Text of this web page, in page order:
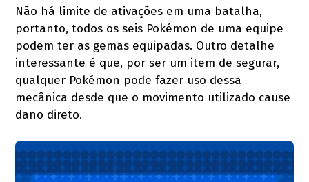
Não há limite de ativações em uma batalha,
portanto, todos os seis Pokémon de uma equipe
podem ter as gemas equipadas. Outro detalhe
interessante é que, por ser um item de segurar,
qualquer Pokémon pode fazer uso dessa
mecânica desde que o movimento utilizado cause
dano direto.